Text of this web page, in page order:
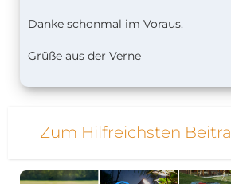
Danke schonmal im Voraus.
Grüße aus der Verne
Zum Hilfreichsten